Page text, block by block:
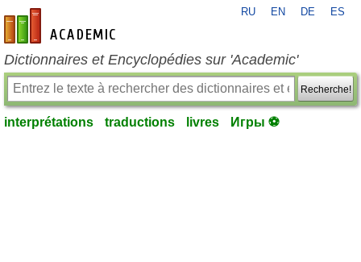
fr-academic.com
RU EN DE ES
Dictionnaires et Encyclopédies sur 'Academic'
Recherche!
interprétations traductions livres Игры ⚽